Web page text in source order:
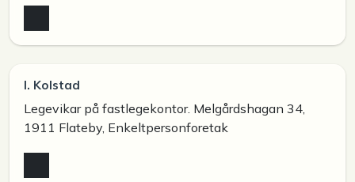
I. Kolstad
Legevikar på fastlegekontor. Melgårdshagan 34,
1911 Flateby, Enkeltpersonforetak